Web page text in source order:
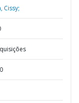
Cissy;